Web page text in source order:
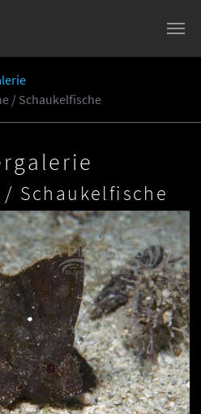
/ Schaukelfische
/ Schaukelfische